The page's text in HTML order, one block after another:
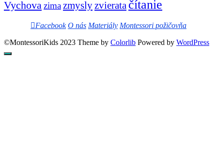
Vychovazimazmysly zvierata čítanie
Facebook O nás Materiály Montessori požičovňa
©MontessoriKids 2023 Theme by Colorlib Powered by WordPress